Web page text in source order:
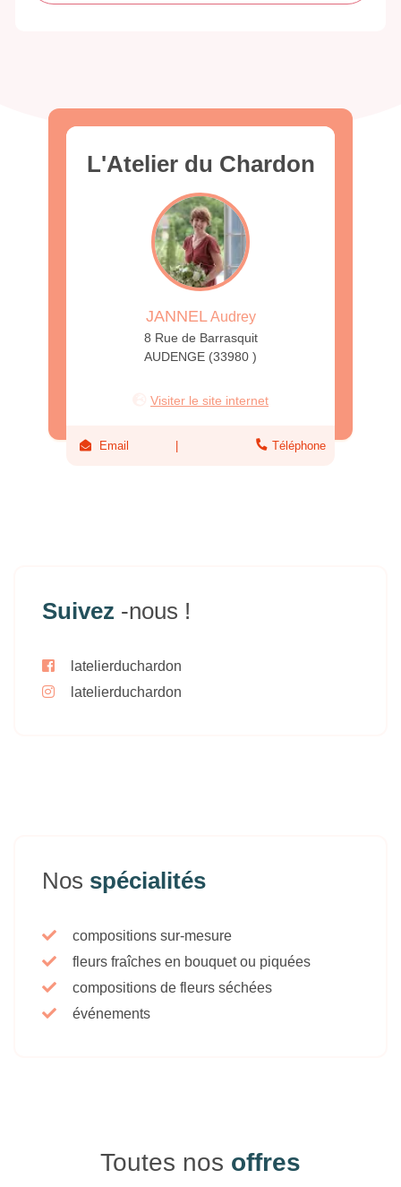
L'Atelier du Chardon
JANNEL Audrey
8 Rue de Barrasquit
AUDENGE (33980 )
Visiter le site internet
Email Téléphone
Suivez -nous !
latelierduchardon
latelierduchardon
Nos spécialités
compositions sur-mesure
fleurs fraîches en bouquet ou piquées
compositions de fleurs séchées
événements
Toutes nos offres